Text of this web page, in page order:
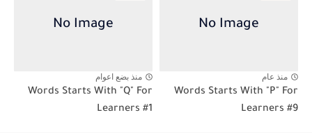
منذ عام
Words Starts With "P" For
Learners #9
منذ بضع اعوام
Words Starts With "Q" For
Learners #1